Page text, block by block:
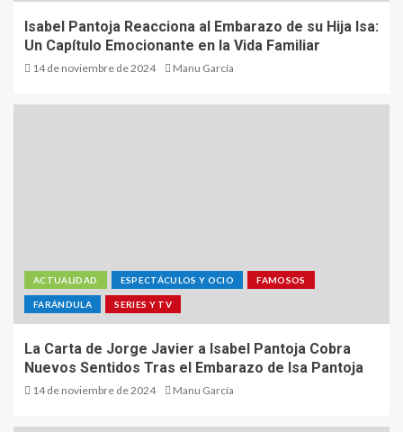
Isabel Pantoja Reacciona al Embarazo de su Hija Isa:
Un Capítulo Emocionante en la Vida Familiar
14 de noviembre de 2024 Manu García
ACTUALIDAD ESPECTÁCULOS Y OCIO FAMOSOS
FARÁNDULA SERIES Y TV
La Carta de Jorge Javier a Isabel Pantoja Cobra
Nuevos Sentidos Tras el Embarazo de Isa Pantoja
14 de noviembre de 2024 Manu García